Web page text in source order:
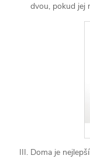
dvou, pokud jej
Doma je